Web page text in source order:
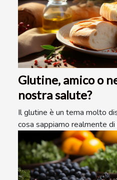
Glutine, amico o
nostra salute?
Il glutine è un tema molto
cosa sappiamo realmente di